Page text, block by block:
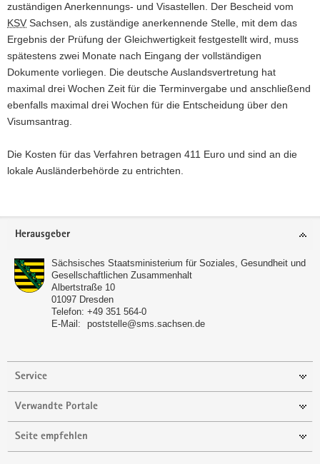
zuständigen Anerkennungs- und Visastellen. Der Bescheid vom
KSV Sachsen, als zuständige anerkennende Stelle, mit dem das
Ergebnis der Prüfung der Gleichwertigkeit festgestellt wird, muss
spätestens zwei Monate nach Eingang der vollständigen
Dokumente vorliegen. Die deutsche Auslandsvertretung hat
maximal drei Wochen Zeit für die Terminvergabe und anschließend
ebenfalls maximal drei Wochen für die Entscheidung über den
Visumsantrag.
Die Kosten für das Verfahren betragen 411 Euro und sind an die
lokale Ausländerbehörde zu entrichten.
Footer-
Herausgeber
Sächsisches Staatsministerium für Soziales, Gesundheit und
Gesellschaftlichen Zusammenhalt
Albertstraße 10
01097 Dresden
Telefon: +49 351 564-0
E-Mail:
poststelle@sms.sachsen.de
Service
Verwandte Portale
Seite empfehlen